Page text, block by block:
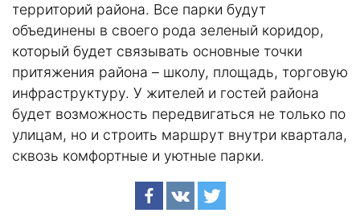
территорий района. Все парки будут
объединены в своего рода зеленый коридор,
который будет связывать основные точки
притяжения района – школу, площадь, торговую
инфраструктуру. У жителей и гостей района
будет возможность передвигаться не только по
улицам, но и строить маршрут внутри квартала,
сквозь комфортные и уютные парки.